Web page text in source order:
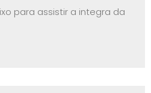
para assistir a integra da